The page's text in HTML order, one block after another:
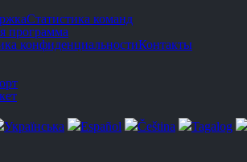
Статистика команд
программа
конфиденциальностиКонтакты
Українська Español Čeština
Tagalog